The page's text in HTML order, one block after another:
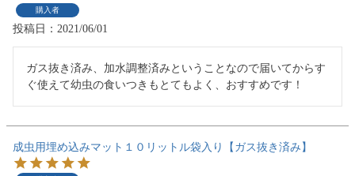
購入者
投稿日 2021/06/01
ガス抜き済み、加水調整済みということなので届いてからす
ぐ使えて幼虫の食いつきもとてもよく、おすすめです！
成虫用埋め込みマット１０リットル袋入り【ガス抜き済み】